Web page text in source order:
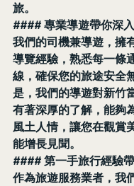
旅。
#### 專業導遊帶你深
我們的司機兼導遊，擁
導覽經驗，熟悉每一條
線，確保您的旅途安全
是，我們的導遊對新竹
有著深厚的了解，能夠
風土人情，讓您在觀賞
能增長見聞。
#### 第一手旅行經驗
作為旅遊服務業者，我